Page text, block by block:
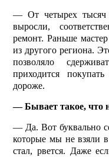
— От четырех тысяч
выросли,
ремонт. Раньше
из другого региона.
позволяло
приходится
дороже.
— Бывает такое, что
— Да. Вот буквально
которые мы не взяли
стал, рвется. Даже